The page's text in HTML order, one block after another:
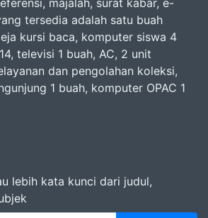
majalah, surat kabar, e-
tersedia adalah satu buah
kursi baca, komputer siswa 4
televisi 1 buah, AC, 2 unit
dan pengolahan koleksi,
1 buah, komputer OPAC 1
lebih kata kunci dari judul,